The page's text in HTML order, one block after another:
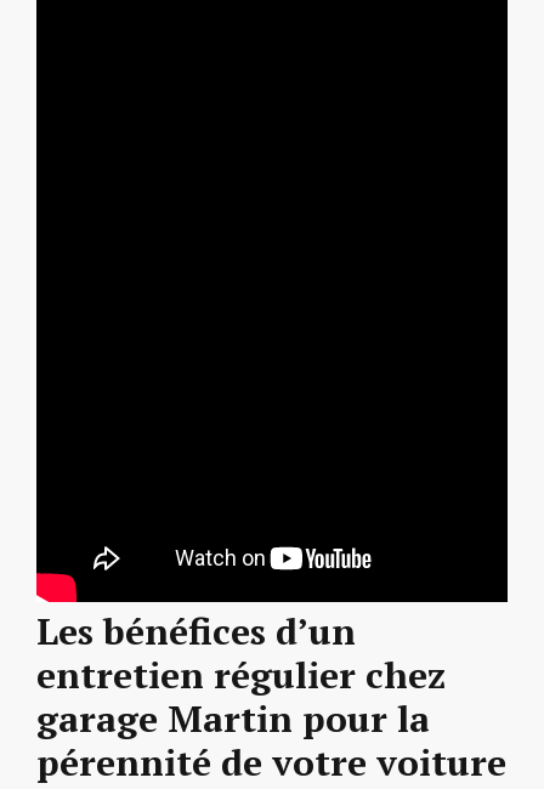
Les bénéfices d’un
entretien régulier chez
garage Martin pour la
pérennité de votre voiture